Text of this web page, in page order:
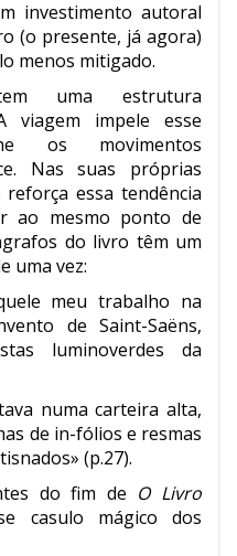
investimento autoral
(o presente, já agora)
menos mitigado.
uma estrutura
viagem impele esse
os movimentos
Nas suas próprias
essa tendência
ao mesmo ponto de
do livro têm um
uma vez:
meu trabalho na
de Saint-Saëns,
luminoverdes da
numa carteira alta,
de in-fólios e resmas
(p.27).
do fim de O Livro
casulo mágico dos